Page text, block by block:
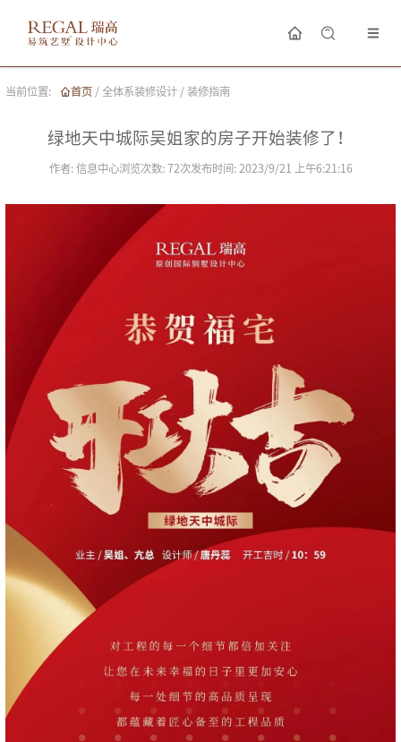
当前位置: 首页 / 全体系装修设计 / 装修指南
绿地天中城际吴姐家的房子开始装修了！
作者: 信息中心浏览次数: 72次发布时间: 2023/9/21 上午6:21:16